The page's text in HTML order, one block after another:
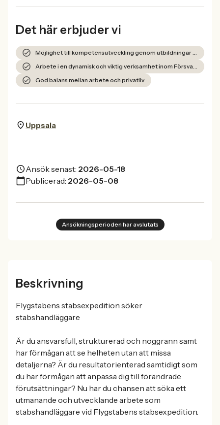
Det här erbjuder vi
Möjlighet till kompetensutveckling genom utbildningar och övningar.
Arbete i en dynamisk och viktig verksamhet inom Försvarsmakten.
God balans mellan arbete och privatliv.
Uppsala
Ansök senast: 2026-05-18
Publicerad: 2026-05-08
Ansökningsperioden har avslutats
Beskrivning
Flygstabens stabsexpedition söker
stabshandläggare
Är du ansvarsfull, strukturerad och noggrann samt
har förmågan att se helheten utan att missa
detaljerna? Är du resultatorienterad samtidigt som
du har förmågan att anpassa dig till förändrade
förutsättningar? Nu har du chansen att söka ett
utmanande och utvecklande arbete som
stabshandläggare vid Flygstabens stabsexpedition.